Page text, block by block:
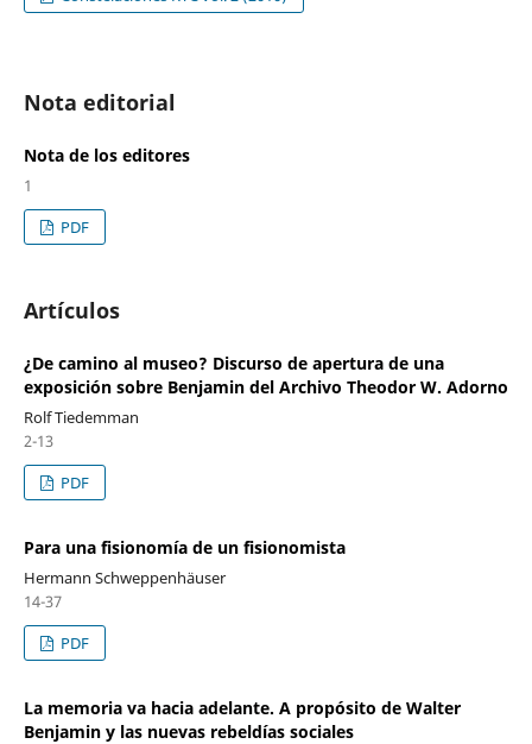
Nota editorial
Nota de los editores
1
PDF
Artículos
¿De camino al museo? Discurso de apertura de una
exposición sobre Benjamin del Archivo Theodor W. Adorno
Rolf Tiedemman
2-13
PDF
Para una fisionomía de un fisionomista
Hermann Schweppenhäuser
14-37
PDF
La memoria va hacia adelante. A propósito de Walter
Benjamin y las nuevas rebeldías sociales